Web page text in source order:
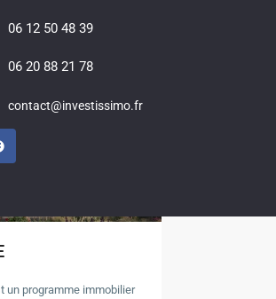
un programme immobilier
06 12 50 48 39
06 20 88 21 78
contact@investissimo.fr